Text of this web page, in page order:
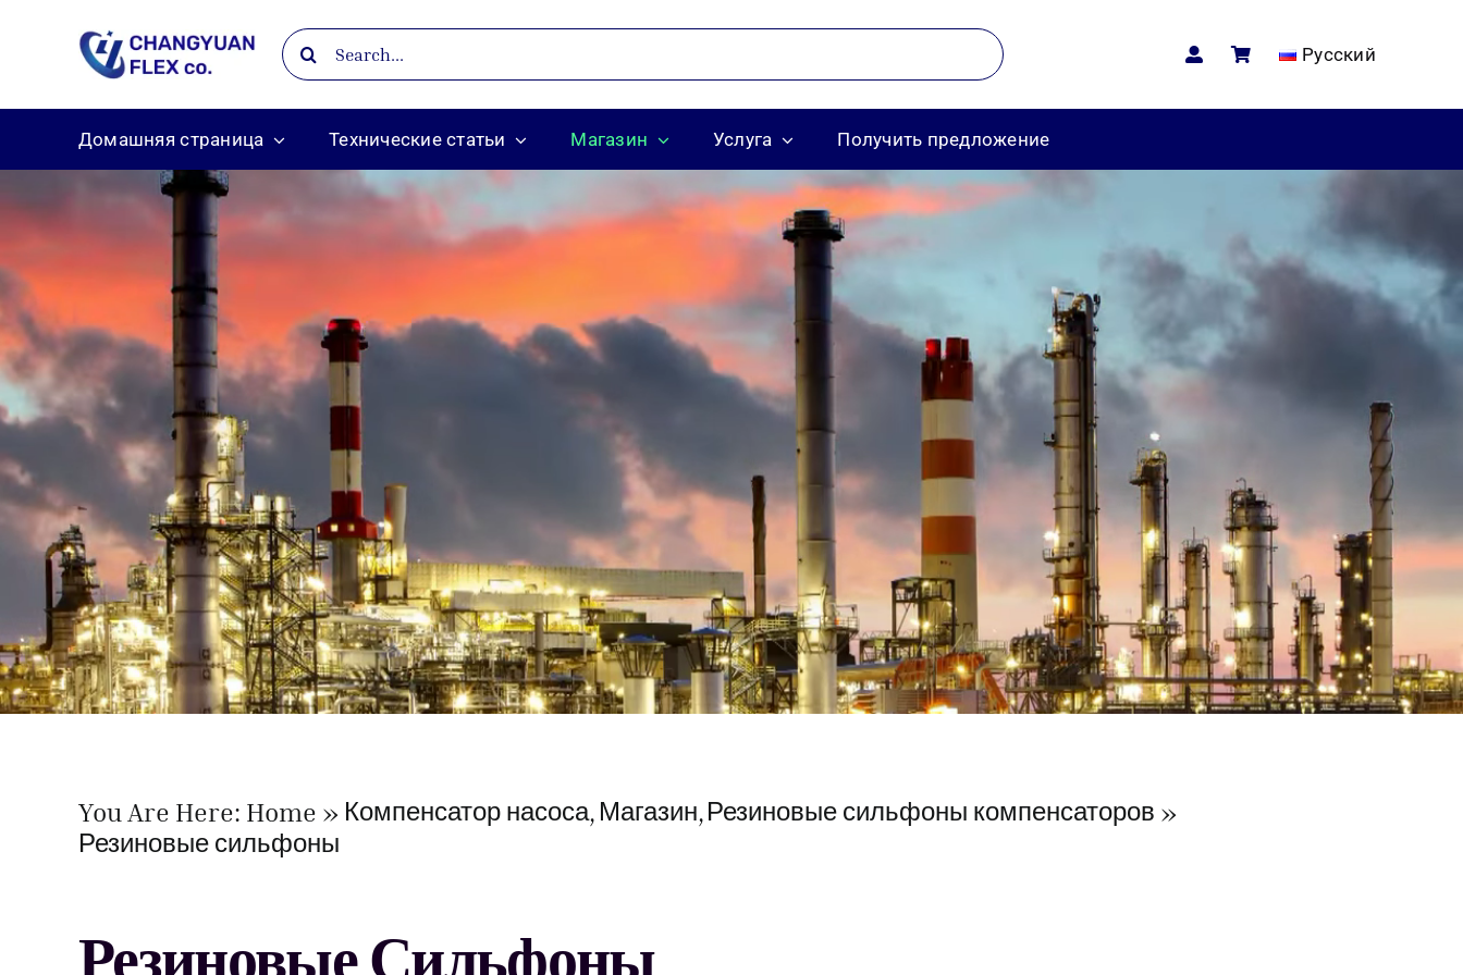
content
Search
for:
Русский
Домашняя страница Технические статьи Магазин Услуга Получить предложение
You Are Here: Home Компенсатор насоса Магазин Резиновые сильфоны компенсаторов
Резиновые сильфоны